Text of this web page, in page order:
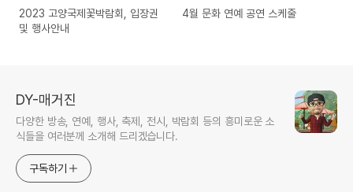
2023 고양국제꽃박람회, 입장권
및 행사안내
4월 문화 연예 공연 스케줄
DY-매거진
다양한 방송, 연예, 행사, 축제, 전시, 박람회 등의 흥미로운 소
식들을 여러분께 소개해 드리겠습니다.
구독하기